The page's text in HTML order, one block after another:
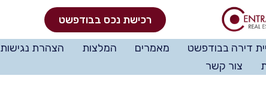
רכישת נכס בבודפשט
דירה בבודפשט מאמרים המלצות
הצהרת נגישות
צור קשר